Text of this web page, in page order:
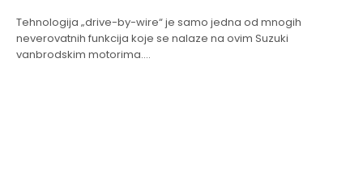
Tehnologija „drive-by-wire“ je samo jedna od mnogih
neverovatnih funkcija koje se nalaze na ovim Suzuki
vanbrodskim motorima....